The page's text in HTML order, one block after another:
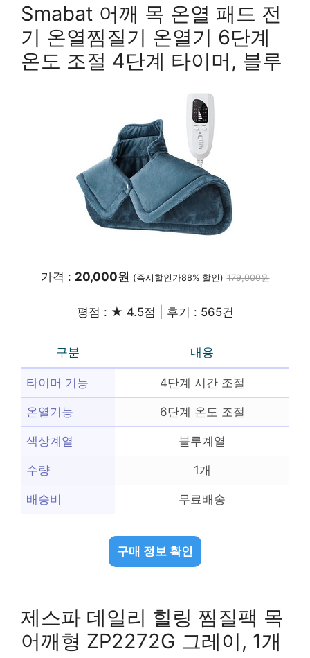
Smabat 어깨 목 온열 패드 전
기 온열찜질기 온열기 6단계
온도 조절 4단계 타이머, 블루
가격 : 20,000원 (즉시할인가88% 할인) 179,000원
평점 : ★ 4.5점 | 후기 : 565건
구분 내용
타이머 기능 4단계 시간 조절
온열기능 6단계 온도 조절
색상계열 블루계열
수량 1개
배송비 무료배송
구매 정보 확인
제스파 데일리 힐링 찜질팩 목
어깨형 ZP2272G 그레이, 1개